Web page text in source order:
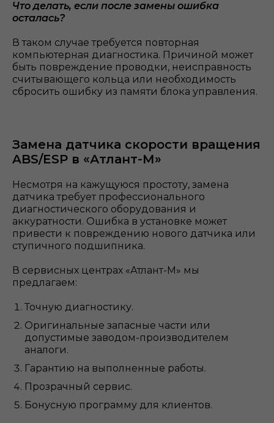
Что делать, если после замены ошибка
осталась?
В таком случае требуется повторная
компьютерная диагностика. Причиной может
быть повреждение проводки, неисправность
считывающего кольца или необходимость
сбросить ошибку из памяти блока управления.
Замена датчика скорости вращения
ABS/ESP в «Атлант-М»
Несмотря на кажущуюся простоту, замена
датчика требует профессионального
диагностического оборудования и
аккуратности. Ошибка в установке может
привести к повреждению нового датчика или
ступичного подшипника.
В сервисных центрах «Атлант-М» мы
предлагаем:
Точную диагностику.
Оригинальные запасные части или
допустимые заводом-производителем
аналоги.
Гарантию на выполненные работы.
Прозрачный сервис.
Бонусную программу для клиентов.